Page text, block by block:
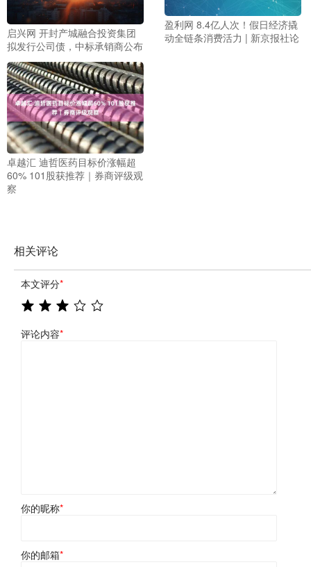
启兴网 开封产城融合投资集团
拟发行公司债，中标承销商公布
盈利网 8.4亿人次！假日经济撬
动全链条消费活力 | 新京报社论
卓越汇 迪哲医药目标价涨幅超
60% 101股获推荐｜券商评级观
察
相关评论
本文评分*
评论内容*
你的昵称*
你的邮箱*